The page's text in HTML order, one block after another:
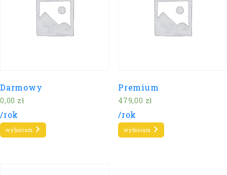
Darmowy
0,00 zł
/rok
wybieram
Premium
479,00 zł
/rok
wybieram